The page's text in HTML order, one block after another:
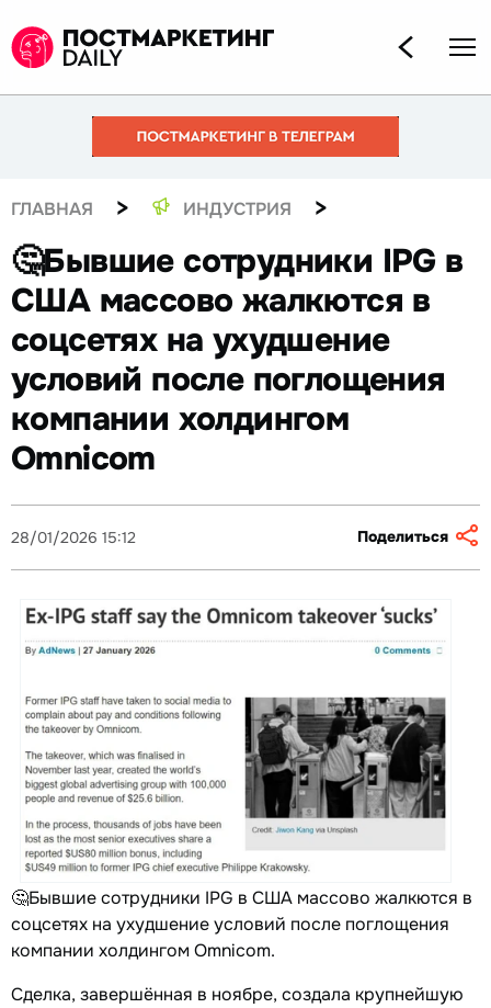
ГЛАВНАЯ > ИНДУСТРИЯ >
🤔Бывшие сотрудники IPG в
США массово жалкются в
соцсетях на ухудшение
условий после поглощения
компании холдингом
Omnicom
28/01/2026 15:12 Поделиться
🤔Бывшие сотрудники IPG в США массово жалкются в
соцсетях на ухудшение условий после поглощения
компании холдингом Omnicom.
Сделка, завершённая в ноябре, создала крупнейшую